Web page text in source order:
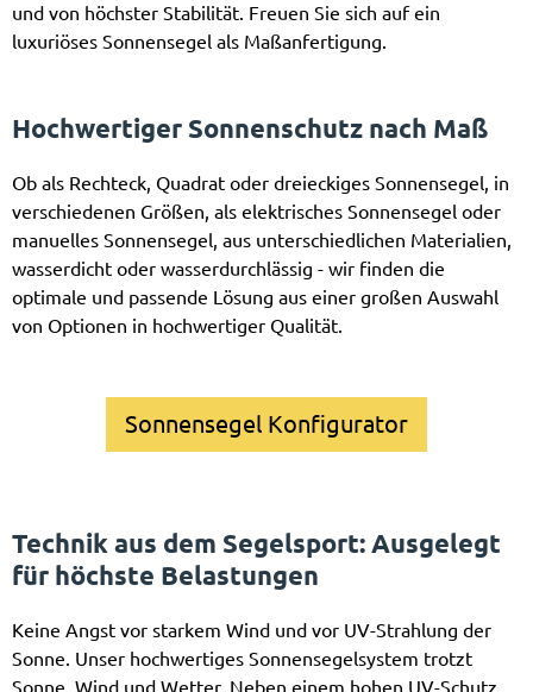
und von höchster Stabilität. Freuen Sie sich auf ein
luxuriöses Sonnensegel als Maßanfertigung.
Hochwertiger Sonnenschutz nach Maß
Ob als Rechteck, Quadrat oder dreieckiges Sonnensegel, in
verschiedenen Größen, als elektrisches Sonnensegel oder
manuelles Sonnensegel, aus unterschiedlichen Materialien,
wasserdicht oder wasserdurchlässig - wir finden die
optimale und passende Lösung aus einer großen Auswahl
von Optionen in hochwertiger Qualität.
Sonnensegel Konfigurator
Technik aus dem Segelsport: Ausgelegt
für höchste Belastungen
Keine Angst vor starkem Wind und vor UV-Strahlung der
Sonne. Unser hochwertiges Sonnensegelsystem trotzt
Sonne, Wind und Wetter. Neben einem hohen UV-Schutz,